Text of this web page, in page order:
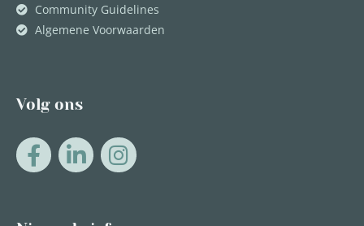
Community Guidelines
Algemene Voorwaarden
Volg ons